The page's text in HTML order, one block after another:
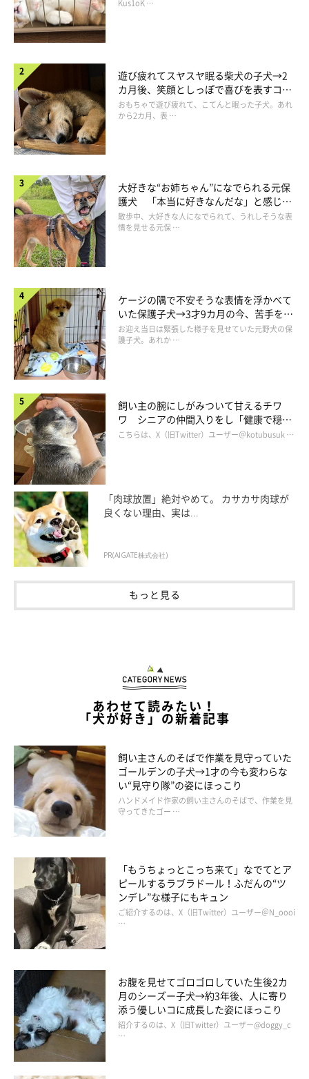
長！
Kus1oK …
遊び疲れてスヤスヤ眠る柴犬の子犬→2
カ月後、笑顔としっぽで喜びを表すコに
成長！
おもちゃで遊び疲れて、こてんと眠った子犬。あれ
から2カ月、表 …
大好きな“お姉ちゃん”になでられる元保
護犬 「本当に好きなんだな」と感じる
表情にほっこり
散歩中、大好きな人になでられて、うれしそうな表
情を見せる元保 …
ケージの隅で不安そうな表情を浮かべて
いた保護子犬→3才9カ月の今、苦手を克
服し頼もしいコに成長！
お迎え当日は緊張した様子を見せていた元野犬の保
護子犬。あれか …
飼い主の腕にしがみついて甘えるチワ
ワ シニアの仲間入りをし「健康で穏や
かな暮らしが続いてほしい」と願う
こちらは、X（旧Twitter）ユーザー＠kotubusuk …
「肉球放置」絶対やめて。 カサカサ肉球が
良くない理由、実は...
PR(AIGATE株式会社)
もっと見る
あわせて読みたい！
「犬が好き」の新着記事
飼い主さんのそばで作業を見守っていた
ゴールデンの子犬→1才の今も変わらな
い“見守り隊”の姿にほっこり
ハンドメイド作家の飼い主さんのそばで、作業を見
守ってきたゴー …
「もうちょっとこっち来て」なでてとア
ピールするラブラドール！ふだんの“ツ
ンデレ”な様子にもキュン
ご紹介するのは、X（旧Twitter）ユーザー＠N_oooi
…
お腹を見せてゴロゴロしていた生後2カ
月のシーズー子犬→約3年後、人に寄り
添う優しいコに成長した姿にほっこり
紹介するのは、X（旧Twitter）ユーザー@doggy_c
…